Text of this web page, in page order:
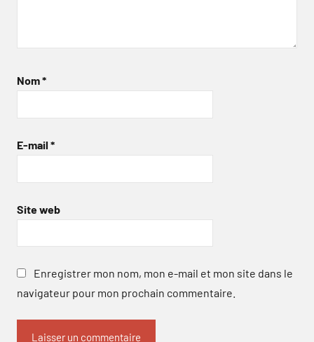
Nom*
E-mail *
Site web
Enregistrer mon nom, mon e-mail et mon site dans le
navigateur pour mon prochain commentaire.